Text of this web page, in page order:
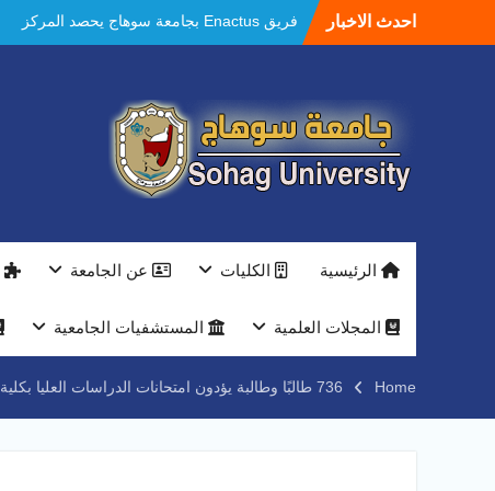
احدث الاخبار
فريق Enactus بجامعة سوهاج يحصد المركز
الاول في الابتكار وتمكين المراة والمركز الثاني
مستشفيات سوهاج الجامعية تحقق إنجازًا طبيًا
جديدًا و تنجح في علاج 3 حالات أكالازيا بتقنية
POEM دون جراحة .
النعماني يلتقي بمدير امن سوهاج الجديد لتقديم
بمعرض الاكاديمية العسكريه علي هامش
النعماني والمدير التنفيذي لشركة وادي النيل
جامعة سوهاج تفتح أبوابها لطلاب الثانوية العامة
الرئيسية الكليات عن الجامعة
المجلات العلمية المستشفيات الجامعية
Home 736 طالبًا وطالبة يؤدون امتحانات الدراسات العليا بكلية التجارة.. ورئيس جامعة سوهاج يطمئن على انتظام اللجان